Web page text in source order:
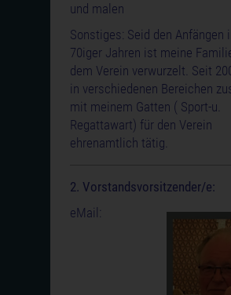
und malen
Sonstiges: Seid den Anfängen
70iger Jahren ist meine
dem Verein verwurzelt. Seit
in verschiedenen Bereichen
mit meinem Gatten ( Sport-u.
Regattawart) für den Verein
ehrenamtlich tätig.
2. Vorstandsvorsitzender/e:
eMail: